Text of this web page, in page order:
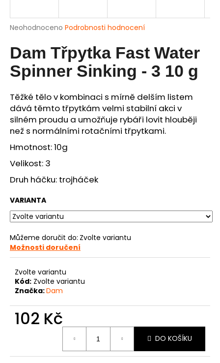
Průměrné
produktu
je
0,0
z
hvězdiček.
Neohodnoceno Podrobnosti hodnocení
Dam Třpytka Fast Water
Spinner Sinking - 3 10 g
Těžké tělo v kombinaci s mírně delším listem
dává těmto třpytkám velmi stabilní akci v
silném proudu a umožňuje rybáři lovit hlouběji
než s normálními rotačními třpytkami.
Hmotnost: 10g
Velikost: 3
Druh háčku: trojháček
VARIANTA
Můžeme doručit do: Zvolte variantu
Možnosti doručení
Zvolte variantu
Kód: Zvolte variantu
Značka:Dam
102 Kč
DO KOŠÍKU
j
t
?
HLEDAT
o
p
r
u
č
u
j
e